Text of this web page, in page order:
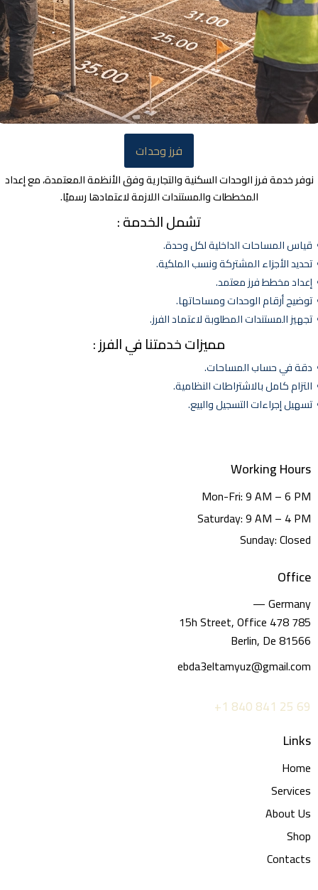
فرز وحدات
خدمة فرز الوحدات السكنية والتجارية وفق الأنظمة المعتمدة، مع إعداد
المخططات والمستندات اللازمة لاعتمادها رسميًا.
تشمل الخدمة :
المساحات الداخلية لكل وحدة.
الأجزاء المشتركة ونسب الملكية.
مخطط فرز معتمد.
أرقام الوحدات ومساحاتها.
المستندات المطلوبة لاعتماد الفرز.
مميزات خدمتنا في الفرز :
في حساب المساحات.
كامل بالاشتراطات النظامية.
إجراءات التسجيل والبيع.
Working Hours
Mon-Fri: 9 AM – 6 PM
Saturday: 9 AM – 4 PM
Sunday: Closed
Office
Germany —
785 15h Street, Office 478
Berlin, De 81566
ebda3eltamyuz@gmail.com
+1 840 841 25 69
Links
Home
Services
About Us
Shop
Contacts